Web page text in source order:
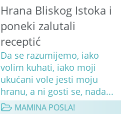
Hrana Bliskog Istoka i
poneki zalutali
receptić
Da se razumijemo, iako
volim kuhati, iako moji
ukućani vole jesti moju
hranu, a ni gosti se, nada...
MAMINA POSLA!